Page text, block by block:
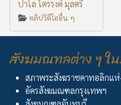
ปาโล ไตรรงค์ มุลตรี
คลิปวิดีโออื่น ๆ
สังฆมณฑลต่าง ๆ ใน
สภาพระสังฆราชคาทอลิกแ
อัครสังฆมณฑลกรุงเทพฯ